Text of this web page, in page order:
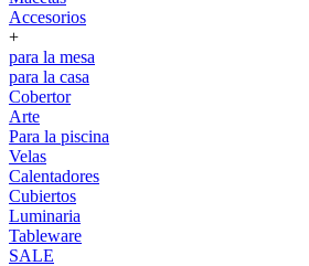
Accesorios
+
para la mesa
para la casa
Cobertor
Arte
Para la piscina
Velas
Calentadores
Cubiertos
Luminaria
Tableware
SALE